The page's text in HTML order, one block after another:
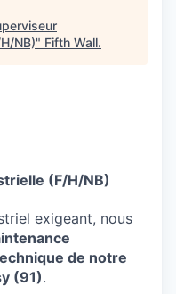
NB)" Fifth Wall.
(F/H/NB)
exigeant, nous
de notre
(91).